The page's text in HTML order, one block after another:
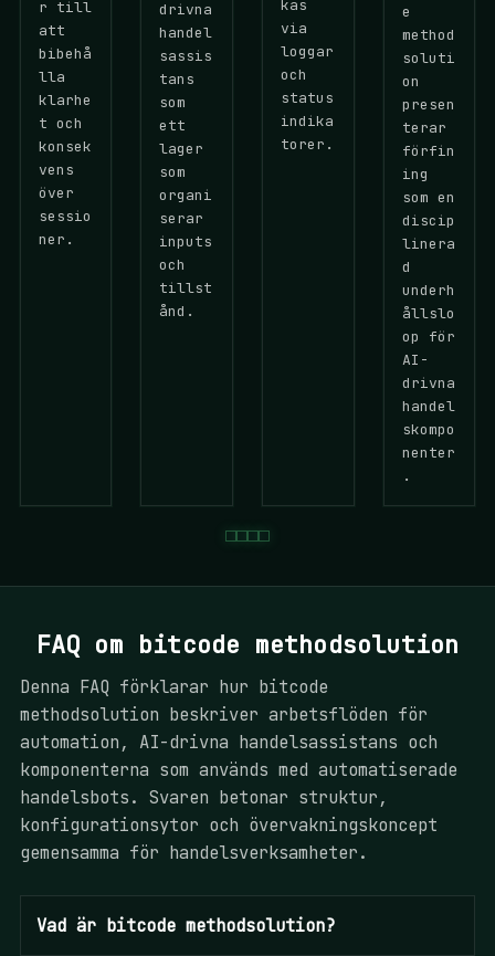
r till
att
bibehå
lla
klarhe
t och
konsek
vens
över
sessio
ner.
drivna
handel
sassis
tans
som
ett
lager
som
organi
serar
inputs
och
tillst
ånd.
kas
via
loggar
och
status
indika
torer.
e
method
soluti
on
presen
terar
förfin
ing
som en
discip
linera
d
underh
ållslo
op för
AI-
drivna
handel
skompo
nenter
.
FAQ om bitcode methodsolution
Denna FAQ förklarar hur bitcode
methodsolution beskriver arbetsflöden för
automation, AI-drivna handelsassistans och
komponenterna som används med automatiserade
handelsbots. Svaren betonar struktur,
konfigurationsytor och övervakningskoncept
gemensamma för handelsverksamheter.
Vad är bitcode methodsolution?